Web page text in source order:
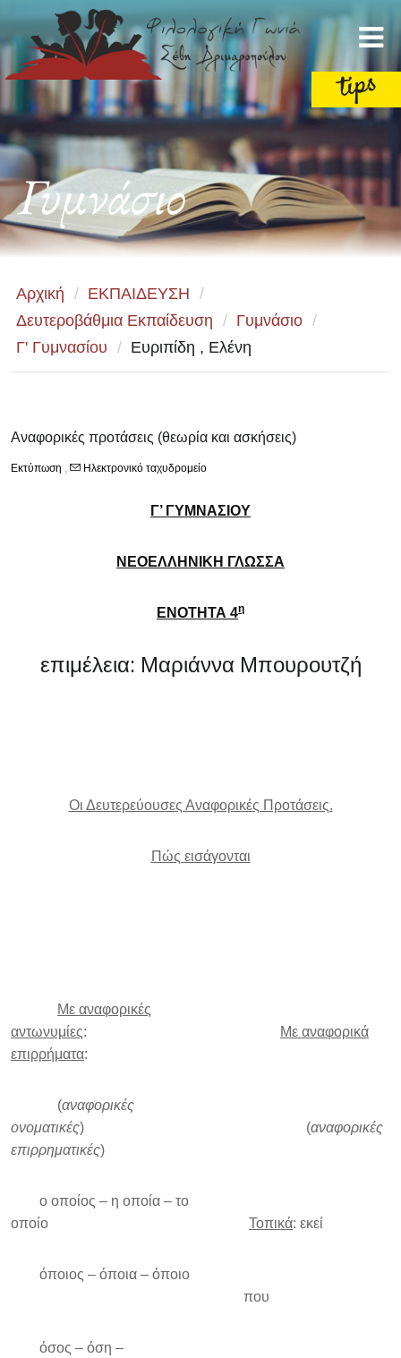
Γυμνάσιο
Αρχική / ΕΚΠΑΙΔΕΥΣΗ /
Δευτεροβάθμια Εκπαίδευση / Γυμνάσιο /
Γ' Γυμνασίου / Ευριπίδη , Ελένη
Αναφορικές προτάσεις (θεωρία και ασκήσεις)
Εκτύπωση , Ηλεκτρονικό ταχυδρομείο
Γ’ ΓΥΜΝΑΣΙΟΥ
ΝΕΟΕΛΛΗΝΙΚΗ ΓΛΩΣΣΑ
ΕΝΟΤΗΤΑ 4η
επιμέλεια: Μαριάννα Μπουρουτζή
Οι Δευτερεύουσες Αναφορικές Προτάσεις.
Πώς εισάγονται
Με αναφορικές
αντωνυμίες:
Με αναφορικά
επιρρήματα:
(αναφορικές
ονοματικές) (αναφορικές
επιρρηματικές)
ο οποίος – η οποία – το
οποίο Τοπικά: εκεί
όποιος – όποια – όποιο
που
όσος – όση –